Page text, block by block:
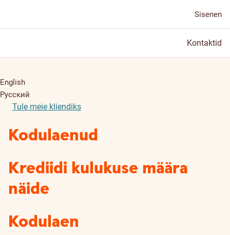
Sisenen
Kontaktid
English
Русский
Tule meie kliendiks
Kodulaenud
Krediidi kulukuse määra
näide
Kodulaen